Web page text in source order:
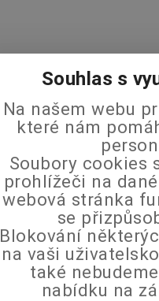
Souhlas s
Na našem webu
které nám
Soubory cookies
prohlížeči na
webová stránka
se
Blokování
na vaši
také
nabídku na